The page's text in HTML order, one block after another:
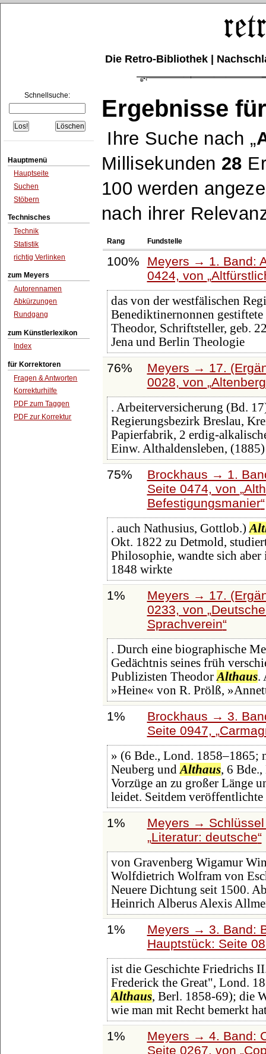
Die Retro-Bibliothek |
Schnellsuche:
Hauptmenü
Hauptseite
Suchen
Stöbern
Technisches
Technik
Statistik
richtig Verlinken
zum Meyers
Autorennamen
Abkürzungen
Rundgang
zum Künstlerlexikon
Index
für Korrektoren
Fragen & Antworten
Korrekturhilfe
PDF zum Taggen
PDF zur Korrektur
Ergebnisse
Ihre Suche nach
Millisekunden 28
100 werden
nach ihrer
Rang Fundstelle
100%
Meyers → 1. Band:
0424, von
das von der westfälischen
Benediktinernonnen
Theodor, Schriftsteller, geb.
Jena und Berlin Theologie
76%
Meyers → 17.
0028, von Altenberg
. Arbeiterversicherung (Bd.
Regierungsbezirk Breslau,
Papierfabrik, 2 erdig-
Einw. Althaldensleben,
75%
Brockhaus → 1.
Seite 0474, von
Befestigungsmanier
. auch Nathusius, Gottlob.)
Okt. 1822 zu Detmold,
Philosophie, wandte sich
1848 wirkte
1%
Meyers → 17.
0233, von
Sprachverein
. Durch eine biographische
Gedächtnis seines früh
Publizisten Theodor Althaus.
»Heine« von R. Prölß,
1%
Brockhaus → 3.
Seite 0947,
» (6 Bde., Lond. 1858–1865;
Neuberg und Althaus, 6
Vorzüge an zu großer Länge
leidet. Seitdem veröffentlichte
1%
Meyers →
Literatur: deutsche
von Gravenberg Wigamur
Wolfdietrich Wolfram von
Neuere Dichtung seit 1500.
Heinrich Alberus Alexis
1%
Meyers → 3. Band:
Hauptstück: Seite
ist die Geschichte Friedrichs
Frederick the Great", Lond.
Althaus, Berl. 1858-69); die
wie man mit Recht bemerkt
1%
Meyers → 4. Band:
Seite 0267, von